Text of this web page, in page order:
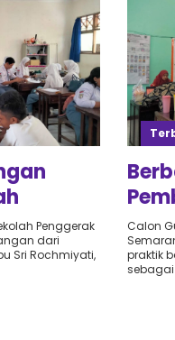
2023Penggerak
dari
Sri Rochmiyati,
Calon
praktik
sebagai